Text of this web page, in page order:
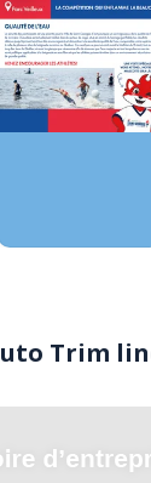
Trim